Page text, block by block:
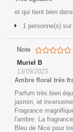
et qui tient bien
1 personne(s)
Note
Muriel B
13/09/2023
Ambre floral très
Parfum très bien
jasmin, et
Fragrance
l'ambre. La
Bleu de Nice pour